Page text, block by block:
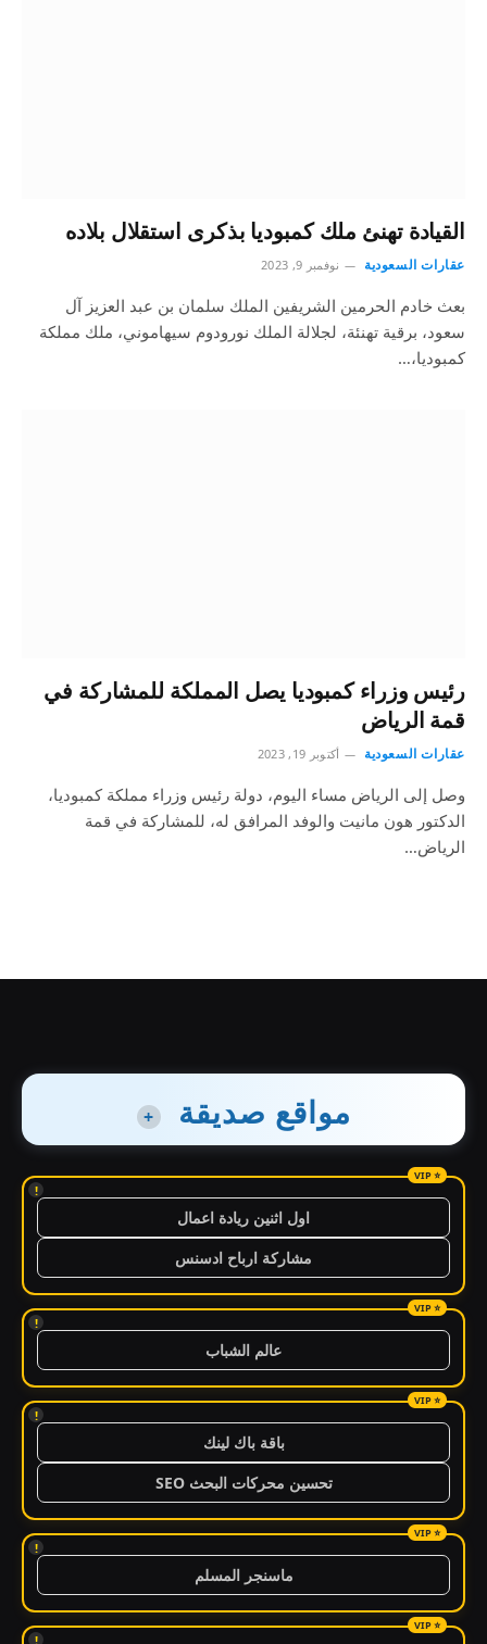
القيادة تهنئ ملك كمبوديا بذكرى استقلال بلاده
عقارات السعودية نوفمبر 9, 2023
بعث خادم الحرمين الشريفين الملك سلمان بن عبد العزيز آل
سعود، برقية تهنئة، لجلالة الملك نورودوم سيهاموني، ملك مملكة
كمبوديا،…
رئيس وزراء كمبوديا يصل المملكة للمشاركة في
قمة الرياض
عقارات السعودية أكتوبر 19, 2023
وصل إلى الرياض مساء اليوم، دولة رئيس وزراء مملكة كمبوديا،
الدكتور هون مانيت والوفد المرافق له، للمشاركة في قمة
الرياض…
مواقع صديقة +
!
اول اثنين ريادة اعمال
مشاركة ارباح ادسنس
!
عالم الشباب
!
باقة باك لينك
تحسين محركات البحث SEO
!
ماسنجر المسلم
!